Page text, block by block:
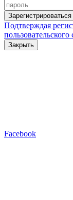
Зарегистрироваться
Подтверждая
Закрыть
Facebook